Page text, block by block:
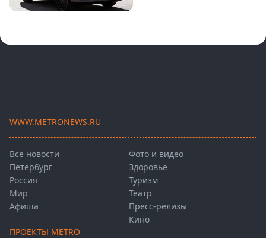
WWW.METRONEWS.RU
Все новости
Петербург
Россия
Мир
Афиша
Фото и видео
Здоровье
Туризм
Театр
Пресс-релизы
Кино
ПРОЕКТЫ METRO